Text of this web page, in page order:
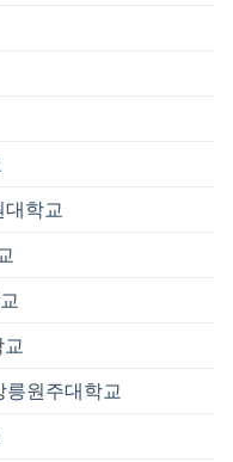
대학교
교
릉원주대학교